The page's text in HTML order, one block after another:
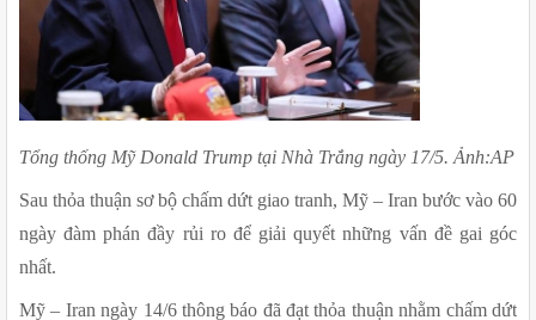
Tổng thống Mỹ Donald Trump tại Nhà Trắng ngày 17/5. Ảnh:AP
Sau thỏa thuận sơ bộ chấm dứt giao tranh, Mỹ – Iran bước vào 60
ngày đàm phán đầy rủi ro để giải quyết những vấn đề gai góc
nhất.
Mỹ – Iran ngày 14/6 thông báo đã đạt thỏa thuận nhằm chấm dứt